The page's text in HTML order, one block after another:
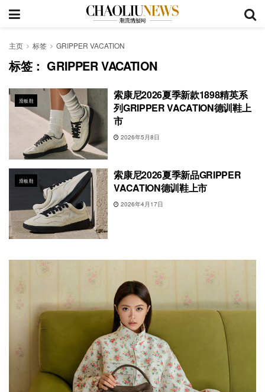
主页 标签 GRIPPER VACATION
标签：GRIPPER VACATION
滑板鞋
索康尼2026夏季新款1898精英系
列GRIPPER VACATION德训鞋上
市
2026年5月8日
滑板鞋
索康尼2026夏季新品GRIPPER
VACATION德训鞋上市
2026年4月17日